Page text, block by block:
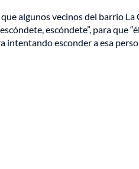
algunos vecinos del barrio
escóndete”, para que
intentando esconder a esa